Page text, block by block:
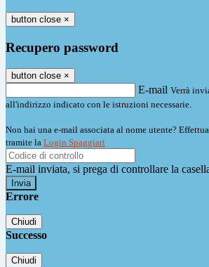
button close ×
Recupero password
button close ×
E-mail Verrà
all'indirizzo indicato con le istruzioni necessarie.
Non hai una e-mail associata al nome utente?
tramite la Login Spaggiari
E-mail inviata, si prega di controllare la
Errore
Chiudi
Successo
Chiudi